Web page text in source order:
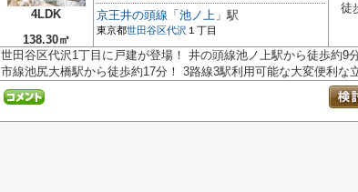
4LDK
138.30㎡
京王井の頭線 「 池ノ上 」駅
東京都世田谷区代沢 １丁目
徒
世田谷区代沢1丁目に戸建が登場！ 井の頭線池ノ上駅から徒歩約9
市線池尻大橋駅から徒歩約17分！ 3路線3駅利用可能な大変便利な